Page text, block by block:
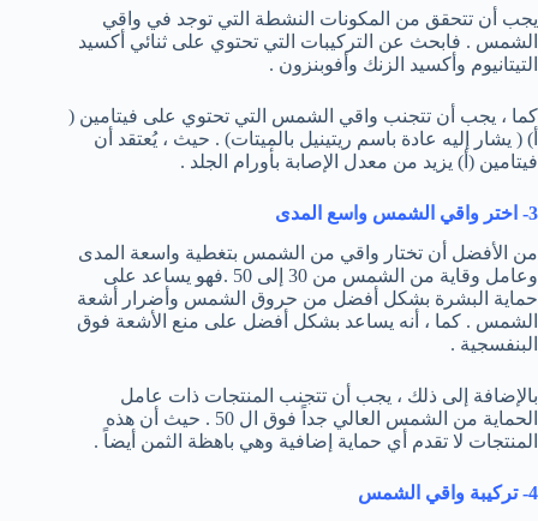
يجب أن تتحقق من المكونات النشطة التي توجد في واقي
الشمس . فابحث عن التركيبات التي تحتوي على ثنائي أكسيد
التيتانيوم وأكسيد الزنك وأفوبنزون .
كما ، يجب أن تتجنب واقي الشمس التي تحتوي على فيتامين (
أ) ( يشار إليه عادة باسم ريتينيل بالميتات) . حيث ، يُعتقد أن
فيتامين (أ) يزيد من معدل الإصابة بأورام الجلد .
3- اختر واقي الشمس واسع المدى
من الأفضل أن تختار واقي من الشمس بتغطية واسعة المدى
وعامل وقاية من الشمس من 30 إلى 50 .فهو يساعد على
حماية البشرة بشكل أفضل من حروق الشمس وأضرار أشعة
الشمس . كما ، أنه يساعد بشكل أفضل على منع الأشعة فوق
البنفسجية .
بالإضافة إلى ذلك ، يجب أن تتجنب المنتجات ذات عامل
الحماية من الشمس العالي جداً فوق ال 50 . حيث أن هذه
المنتجات لا تقدم أي حماية إضافية وهي باهظة الثمن أيضاً .
4- تركيبة واقي الشمس